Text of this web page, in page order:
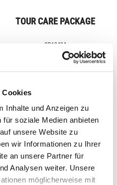
Cookies
Inhalte und Anzeigen zu
soziale Medien anbieten
unsere Website zu
wir Informationen zu Ihrer
an unsere Partner für
Analysen weiter. Unsere
möglicherweise mit
TOUR CARE PACKAGE
CB12434
89,95 €*